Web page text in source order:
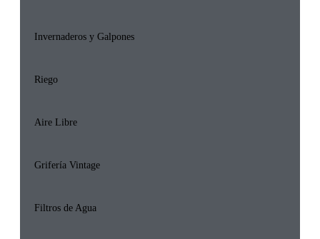
Invernaderos y Galpones
Riego
Aire Libre
Grifería Vintage
Filtros de Agua